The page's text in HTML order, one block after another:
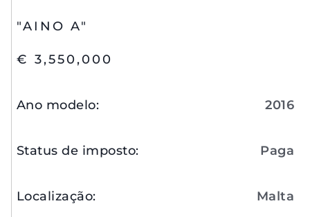
"AINO A"
€ 3,550,000
Ano modelo: 2016
Status de imposto: Paga
Localização: Malta